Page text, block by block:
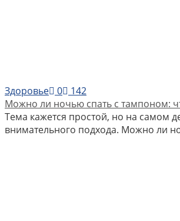
Здоровье 0
142
Можно ли ночью спать с тампоном:
Тема кажется простой, но на самом
внимательного подхода. Можно ли